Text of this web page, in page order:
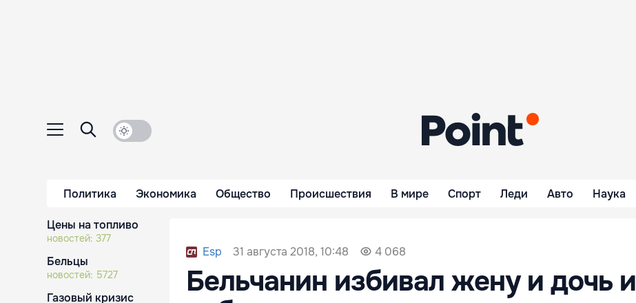
Политика Экономика Общество Происшествия В мире Спорт Леди Авто Наука
Цены на топливо
новостей: 377
Бельцы
новостей: 5727
Газовый кризис
Esp 31 августа 2018, 10:48 4 068
Бельчанин избивал жену и дочь и